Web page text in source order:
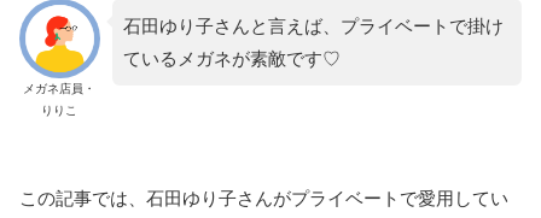
メガネ店員・
りりこ
石田ゆり子さんと言えば、プライベートで掛け
ているメガネが素敵です♡
この記事では、石田ゆり子さんがプライベートで愛用してい